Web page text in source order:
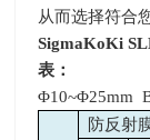
从而选择符合
SigmaKoKi
表：
Φ10~Φ25mm
防反射